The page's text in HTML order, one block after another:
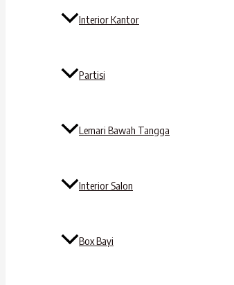
Interior Kantor
Partisi
Lemari Bawah Tangga
Interior Salon
Box Bayi